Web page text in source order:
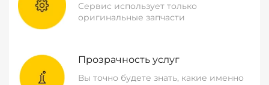
Сервис использует только
оригинальные запчасти
Прозрачность услуг
Вы точно будете знать, какие именно